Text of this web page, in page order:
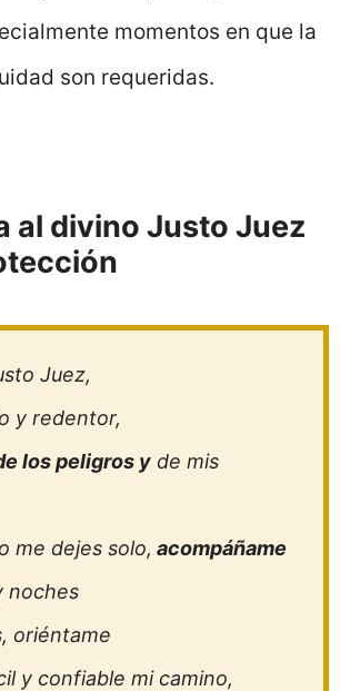
momentos en que la
son requeridas.
al divino Justo Juez
Juez,
y redentor,
los peligros y de mis
me dejes solo, acompáñame
noches
oriéntame
y confiable mi camino,